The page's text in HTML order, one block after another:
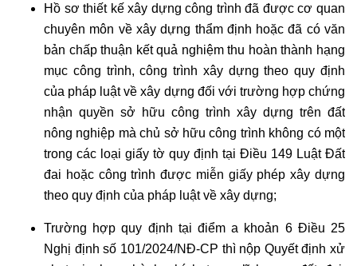
Hồ sơ thiết kế xây dựng công trình đã được cơ quan
chuyên môn về xây dựng thẩm định hoặc đã có văn
bản chấp thuận kết quả nghiệm thu hoàn thành hạng
mục công trình, công trình xây dựng theo quy định
của pháp luật về xây dựng đối với trường hợp chứng
nhận quyền sở hữu công trình xây dựng trên đất
nông nghiệp mà chủ sở hữu công trình không có một
trong các loại giấy tờ quy định tại Điều 149 Luật Đất
đai hoặc công trình được miễn giấy phép xây dựng
theo quy định của pháp luật về xây dựng;
Trường hợp quy định tại điểm a khoản 6 Điều 25
Nghị định số 101/2024/NĐ-CP thì nộp Quyết định xử